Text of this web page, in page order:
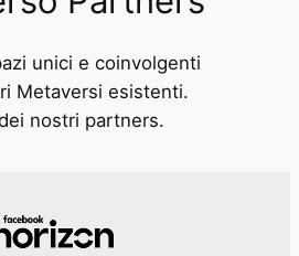
unici e coinvolgenti
Metaversi esistenti.
nostri partners.